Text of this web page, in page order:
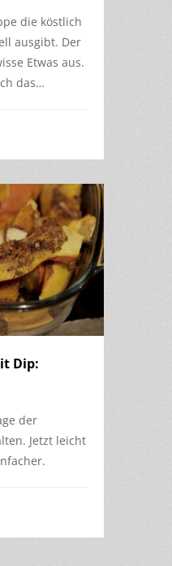
die köstlich
ausgibt. Der
Etwas aus.
das…
Dip:
der
Jetzt leicht